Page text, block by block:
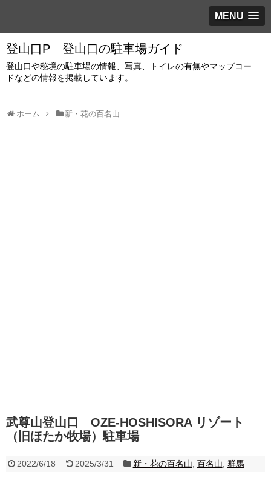
MENU
登山口P 登山口の駐車場ガイド
登山口や秘境の駐車場の情報、写真、トイレの有無やマップコー
ドなどの情報を掲載しています。
ホーム 新・花の百名山
武尊山登山口 OZE-HOSHISORA リゾート
（旧ほたか牧場）駐車場
2022/6/18 2025/3/31 新・花の百名山 百名山 群馬